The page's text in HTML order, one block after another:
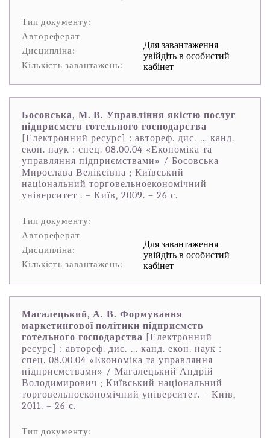
Тип документу:
Автореферат
Дисципліна:
Кількість завантажень:
Для завантаження
увійдіть в особистий
кабінет
Босовська, М. В. Управління якістю послуг
підприємств готельного господарства
[Електронний ресурс] : автореф. дис. … канд.
екон. наук : спец. 08.00.04 «Економіка та
управляння підприємствами» / Босовська
Мирослава Веліксівна ; Київський
національний торговельноекономічний
університет . – Київ, 2009. – 26 с.
Тип документу:
Автореферат
Дисципліна:
Кількість завантажень:
Для завантаження
увійдіть в особистий
кабінет
Магалецький, А. В. Формування
маркетингової політики підприємств
готельного господарства [Електронний
ресурс] : автореф. дис. … канд. екон. наук :
спец. 08.00.04 «Економіка та управляння
підприємствами» / Магалецький Андрій
Володимирович ; Київський національний
торговельноекономічний університет. – Київ,
2011. – 26 с.
Тип документу: